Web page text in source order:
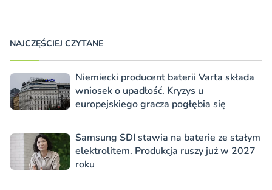
NAJCZĘŚCIEJ CZYTANE
Niemiecki producent baterii Varta składa
wniosek o upadłość. Kryzys u
europejskiego gracza pogłębia się
Samsung SDI stawia na baterie ze stałym
elektrolitem. Produkcja ruszy już w 2027
roku